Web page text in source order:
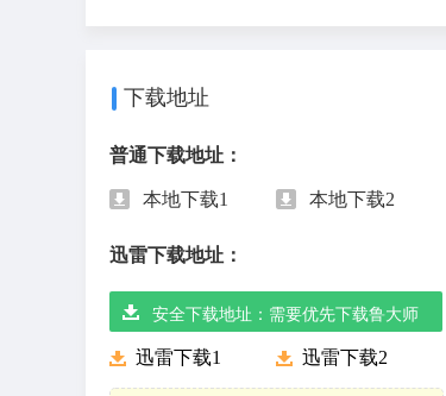
下载地址
普通下载地址：
本地下载1 本地下载2
迅雷下载地址：
安全下载地址：需要优先下载鲁大师
迅雷下载1 迅雷下载2